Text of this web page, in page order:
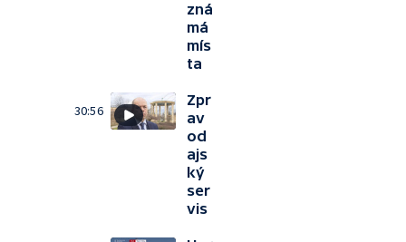
zná
má
mís
ta
30:56
Zpr
av
od
ajs
ký
ser
vis